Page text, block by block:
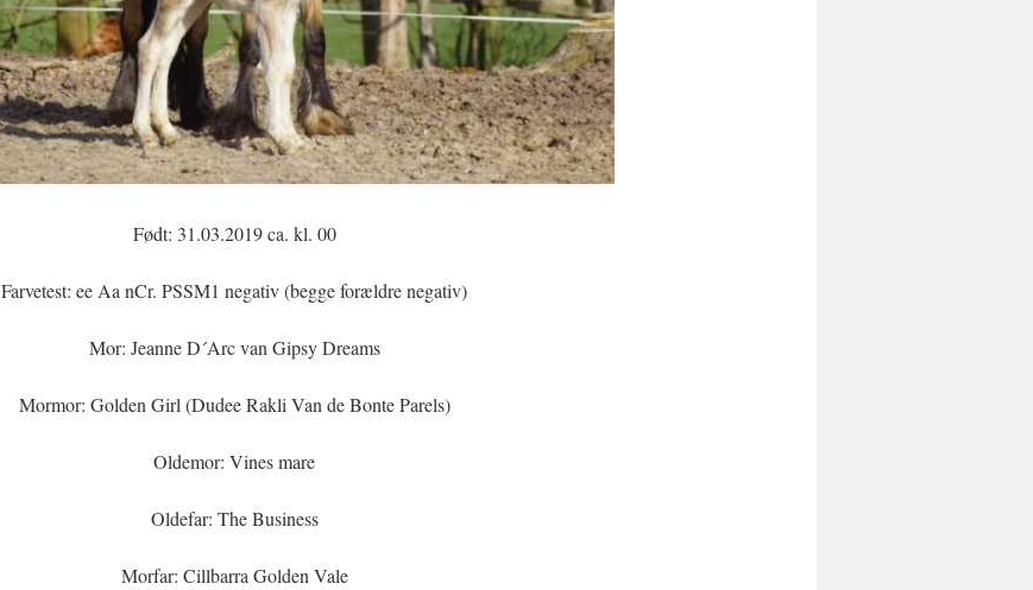
Født: 31.03.2019 ca. kl. 00
Farvetest: ee Aa nCr. PSSM1 negativ (begge forældre negativ)
Mor: Jeanne D´Arc van Gipsy Dreams
Mormor: Golden Girl (Dudee Rakli Van de Bonte Parels)
Oldemor: Vines mare
Oldefar: The Business
Morfar: Cillbarra Golden Vale